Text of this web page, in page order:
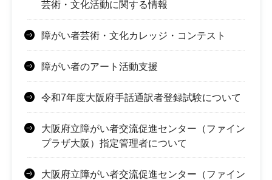
芸術・文化活動に関する情報
障がい者芸術・文化カレッジ・コンテスト
障がい者のアート活動支援
令和7年度大阪府手話通訳者登録試験について
大阪府立障がい者交流促進センター（ファイン
プラザ大阪）指定管理者について
大阪府立障がい者交流促進センター（ファイン